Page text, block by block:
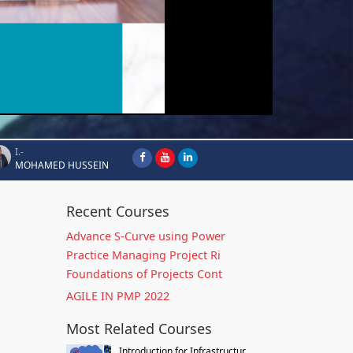
I.-
MOHAMED HUSSEIN
Recent Courses
Advance S-Curve using Power
Practice Managing Project Ri
Foundations of Projects Cont
AGILE IN PMP 2022
Most Related Courses